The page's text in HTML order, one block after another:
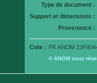
Type de document :
Support et dimensions :
Provenance :
Cote : FR ANOM 23Fi6/
© ANOM sous